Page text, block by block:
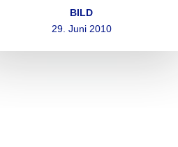
BILD
29. Juni 2010